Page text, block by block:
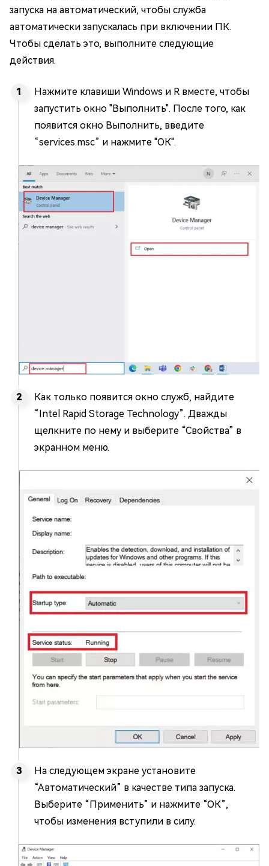
запуска на автоматический, чтобы служба
автоматически запускалась при включении ПК.
Чтобы сделать это, выполните следующие
действия.
Нажмите клавиши Windows и R вместе, чтобы
запустить окно "Выполнить". После того, как
появится окно Выполнить, введите
“services.msc” и нажмите "ОК".
Как только появится окно служб, найдите
“Intel Rapid Storage Technology”. Дважды
щелкните по нему и выберите “Свойства” в
экранном меню.
На следующем экране установите
“Автоматический” в качестве типа запуска.
Выберите “Применить” и нажмите “ОК”,
чтобы изменения вступили в силу.